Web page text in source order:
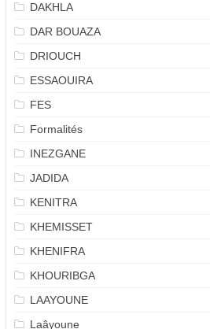
DAKHLA
DAR BOUAZA
DRIOUCH
ESSAOUIRA
FES
Formalités
INEZGANE
JADIDA
KENITRA
KHEMISSET
KHENIFRA
KHOURIBGA
LAAYOUNE
Laâyoune